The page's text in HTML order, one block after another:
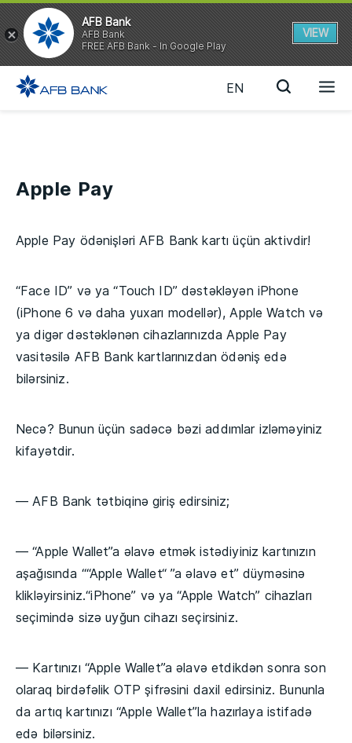
EN
Apple Pay
Apple Pay ödənişləri AFB Bank kartı üçün aktivdir!
“Face ID” və ya “Touch ID” dəstəkləyən iPhone
(iPhone 6 və daha yuxarı modellər), Apple Watch və
ya digər dəstəklənən cihazlarınızda Apple Pay
vasitəsilə AFB Bank kartlarınızdan ödəniş edə
bilərsiniz.
Necə? Bunun üçün sadəcə bəzi addımlar izləməyiniz
kifayətdir.
— AFB Bank tətbiqinə giriş edirsiniz;
— “Apple Wallet”a əlavə etmək istədiyiniz kartınızın
aşağısında ““Apple Wallet“ ”a əlavə et” düyməsinə
klikləyirsiniz.“iPhone” və ya “Apple Watch” cihazları
seçimində sizə uyğun cihazı seçirsiniz.
— Kartınızı “Apple Wallet”a əlavə etdikdən sonra son
olaraq birdəfəlik OTP şifrəsini daxil edirsiniz. Bununla
da artıq kartınızı “Apple Wallet”la hazırlaya istifadə
edə bilərsiniz.
AFB Bank
AFB Bank
FREE AFB Bank - In Google Play
VIEW